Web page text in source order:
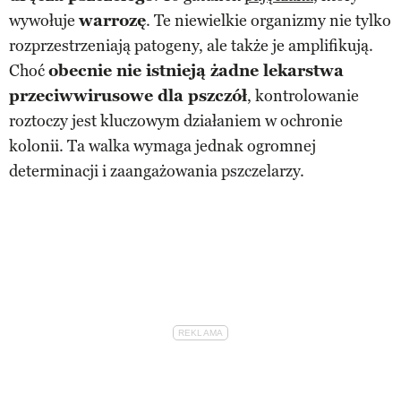
wywołuje warrozę. Te niewielkie organizmy nie tylko
rozprzestrzeniają patogeny, ale także je amplifikują.
Choćobecnie nie istnieją żadne lekarstwa
przeciwwirusowe dla pszczół, kontrolowanie
roztoczy jest kluczowym działaniem w ochronie
kolonii. Ta walka wymaga jednak ogromnej
determinacji i zaangażowania pszczelarzy.